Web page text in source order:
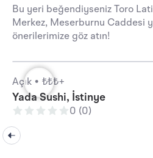
Bu yeri beğendiyseniz Toro
Merkez, Meserburnu Caddesi
önerilerimize göz atın!
Açık • ₺₺₺+
Yada Sushi, İstinye
0 (0)